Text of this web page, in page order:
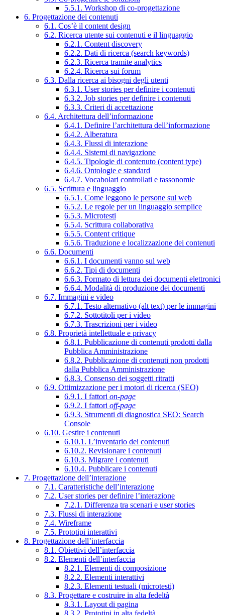
5.5.1. Workshop di co-progettazione
6. Progettazione dei contenuti
6.1. Cos’è il content design
6.2. Ricerca utente sui contenuti e il linguaggio
6.2.1. Content discovery
6.2.2. Dati di ricerca (search keywords)
6.2.3. Ricerca tramite analytics
6.2.4. Ricerca sui forum
6.3. Dalla ricerca ai bisogni degli utenti
6.3.1. User stories per definire i contenuti
6.3.2. Job stories per definire i contenuti
6.3.3. Criteri di accettazione
6.4. Architettura dell’informazione
6.4.1. Definire l’architettura dell’informazione
6.4.2. Alberatura
6.4.3. Flussi di interazione
6.4.4. Sistemi di navigazione
6.4.5. Tipologie di contenuto (content type)
6.4.6. Ontologie e standard
6.4.7. Vocabolari controllati e tassonomie
6.5. Scrittura e linguaggio
6.5.1. Come leggono le persone sul web
6.5.2. Le regole per un linguaggio semplice
6.5.3. Microtesti
6.5.4. Scrittura collaborativa
6.5.5. Content critique
6.5.6. Traduzione e localizzazione dei contenuti
6.6. Documenti
6.6.1. I documenti vanno sul web
6.6.2. Tipi di documenti
6.6.3. Formato di lettura dei documenti elettronici
6.6.4. Modalità di produzione dei documenti
6.7. Immagini e video
6.7.1. Testo alternativo (alt text) per le immagini
6.7.2. Sottotitoli per i video
6.7.3. Trascrizioni per i video
6.8. Proprietà intellettuale e privacy
6.8.1. Pubblicazione di contenuti prodotti dalla
Pubblica Amministrazione
6.8.2. Pubblicazione di contenuti non prodotti
dalla Pubblica Amministrazione
6.8.3. Consenso dei soggetti ritratti
6.9. Ottimizzazione per i motori di ricerca (SEO)
6.9.1. I fattori on-page
6.9.2. I fattori off-page
6.9.3. Strumenti di diagnostica SEO: Search
Console
6.10. Gestire i contenuti
6.10.1. L’inventario dei contenuti
6.10.2. Revisionare i contenuti
6.10.3. Migrare i contenuti
6.10.4. Pubblicare i contenuti
7. Progettazione dell’interazione
7.1. Caratteristiche dell’interazione
7.2. User stories per definire l’interazione
7.2.1. Differenza tra scenari e user stories
7.3. Flussi di interazione
7.4. Wireframe
7.5. Prototipi interattivi
8. Progettazione dell’interfaccia
8.1. Obiettivi dell’interfaccia
8.2. Elementi dell’interfaccia
8.2.1. Elementi di composizione
8.2.2. Elementi interattivi
8.2.3. Elementi testuali (microtesti)
8.3. Progettare e costruire in alta fedeltà
8.3.1. Layout di pagina
8.3.2. Prototipi in alta fedeltà